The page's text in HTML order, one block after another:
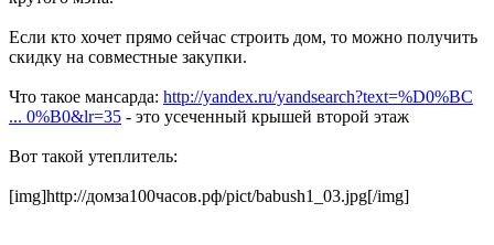
Если кто хочет прямо сейчас строить дом, то можно получить
скидку на совместные закупки.
Что такое мансарда: http://yandex.ru/yandsearch?text=%D0%BC
... 0%B0&lr=35 - это усеченный крышей второй этаж
Вот такой утеплитель:
[img]http://домза100часов.рф/pict/babush1_03.jpg[/img]